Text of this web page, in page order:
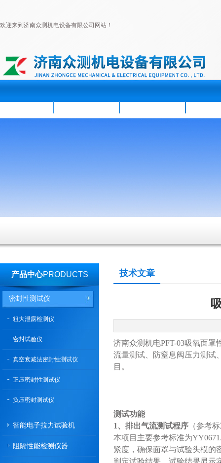
欢迎来到济南众测机电设备有限公司网站！
产品中心PRODUCTS
密封性测试仪
粗大泄露检测仪
密封试验仪
真空衰减法密封性测试仪
正压密封性测试仪
负压密封测试仪
智能电子拉力试验机
阻隔性能检测仪器
技术文章
济南众测机电PFT-03吸氧面罩
流量测试、防窒息阀压力测试
目。
测试功能
1、排出气流测试程序 （参考
本项目主要参考标准为
紧度，确保面罩与试验头模的
判定试验结果，试验结果显示